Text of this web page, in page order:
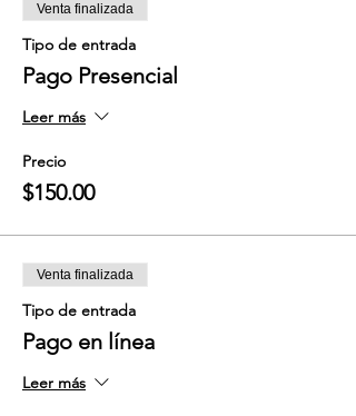
Venta finalizada
Tipo de entrada
Pago Presencial
Leer más
Precio
$150.00
Venta finalizada
Tipo de entrada
Pago en línea
Leer más